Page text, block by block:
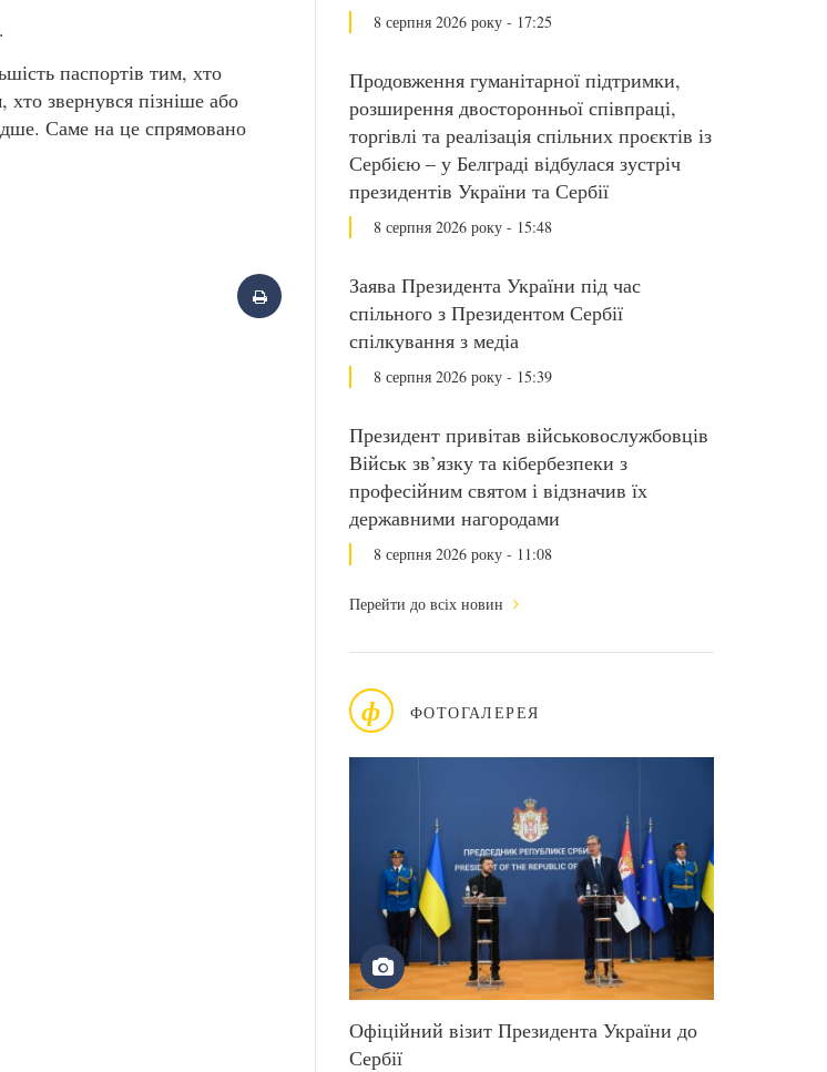
8 серпня 2026 року - 17:25
Продовження гуманітарної підтримки,
розширення двосторонньої співпраці,
торгівлі та реалізація спільних проєктів із
Сербією – у Белграді відбулася зустріч
президентів України та Сербії
8 серпня 2026 року - 15:48
Заява Президента України під час
спільного з Президентом Сербії
спілкування з медіа
8 серпня 2026 року - 15:39
Президент привітав військовослужбовців
Військ зв’язку та кібербезпеки з
професійним святом і відзначив їх
державними нагородами
8 серпня 2026 року - 11:08
Перейти до всіх новин
ф ФОТОГАЛЕРЕЯ
Офіційний візит Президента України до
Сербії
паспортів тим, хто
звернувся пізніше або
Саме на це спрямовано